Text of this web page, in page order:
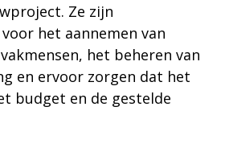
Ze zijn
het aannemen van
het beheren van
en ervoor zorgen dat het
budget en de gestelde